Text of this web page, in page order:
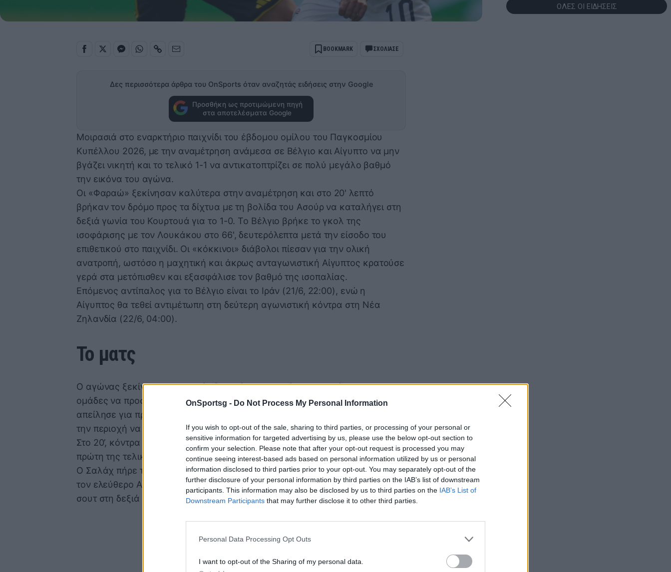
OnSportsg - Do Not Process My Personal Information
If you wish to opt-out of the sale, sharing to third parties, or processing of your personal or
sensitive information for targeted advertising by us, please use the below opt-out section to
confirm your selection. Please note that after your opt-out request is processed you may
continue seeing interest-based ads based on personal information utilized by us or personal
information disclosed to third parties prior to your opt-out. You may separately opt-out of the
further disclosure of your personal information by third parties on the IAB’s list of downstream
participants. This information may also be disclosed by us to third parties on the IAB’s List of
Downstream Participants that may further disclose it to other third parties.
Personal Data Processing Opt Outs
I want to opt-out of the Sharing of my personal data.
BOOKMARK ΣΧΟΛΙΑΣΕ
Δες περισσότερα άρθρα του OnSports όταν αναζητάς ειδήσεις στην Google
Προσθήκη ως προτιμώμενη πηγή
στα αποτελέσματα Google
Μοιρασιά στο εναρκτήριο παιχνίδι του έβδομου ομίλου του Παγκοσμίου
Κυπέλλου 2026, με την αναμέτρηση ανάμεσα σε Βέλγιο και Αίγυπτο να μην
βγάζει νικητή και το τελικό 1-1 να αντικατοπτρίζει σε πολύ μεγάλο βαθμό
την εικόνα του αγώνα.
Οι «Φαραώ» ξεκίνησαν καλύτερα στην αναμέτρηση και στο 20' λεπτό
βρήκαν τον δρόμο προς τα δίχτυα με τη βολίδα του Ασούρ να καταλήγει στη
δεξιά γωνία του Κουρτουά για το 1-0. Το Βέλγιο βρήκε το γκολ της
ισοφάρισης με τον Λουκάκου στο 66', δευτερόλεπτα μετά την είσοδο του
επιθετικού στο παιχνίδι. Οι «κόκκινοι» διάβολοι πίεσαν για την ολική
ανατροπή, ωστόσο η μαχητική και άκρως ανταγωνιστική Αίγυπτος κρατούσε
γερά στα μετόπισθεν και εξασφάλισε τον βαθμό της ισοπαλίας.
Επόμενος αντίπαλος για το Βέλγιο είναι το Ιράν (21/6, 22:00), ενώ η
Αίγυπτος θα τεθεί αντιμέτωπη στη δεύτερη αγωνιστική κόντρα στη Νέα
Ζηλανδία (22/6, 04:00).
Το ματς
Ο αγώνας ξεκίνησε με αρκετές δυνατές μονομαχίες, με αμφότερες τις
ομάδες να προσπαθούν να επιβάλουν τον ρυθμό τους. Στο 7’ το Βέλγιο
απείλησε για πρώτη φορά στο παιχνίδι, με το σουτ του Ντε Μπρόινε έξω από
την περιοχή να περνάει ξυστά, δίπλα από το δεξί δοκάρι του Σομπέιρ.
Στο 20’, κόντρα στη ροή του παιχνιδιού, η Αίγυπτος άνοιξε το σκορ στην
πρώτη της τελική προσπάθεια με τη βολίδα του Ασούρ έξω από την περιοχή.
Ο Σαλάχ πήρε την μπάλα από τα δεξιά, σύγκλινε προς τον άξονα και βρήκε
τον ελεύθερο Ασούρ, με τον 28χρονο μέσο της Αλ Αχλί να κάνει το συρτό
σουτ στη δεξιά γωνία του Κουρτουά για το 1-0 των «Φαραώ».
ανταλλαγή, πέταξα το κινητό στην
ΟΛΕΣ ΟΙ ΕΙΔΗΣΕΙΣ